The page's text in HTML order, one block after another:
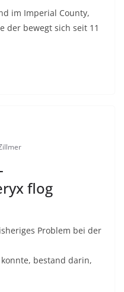
im Imperial County,
der bewegt sich seit 11
flog
Problem bei der
bestand darin,